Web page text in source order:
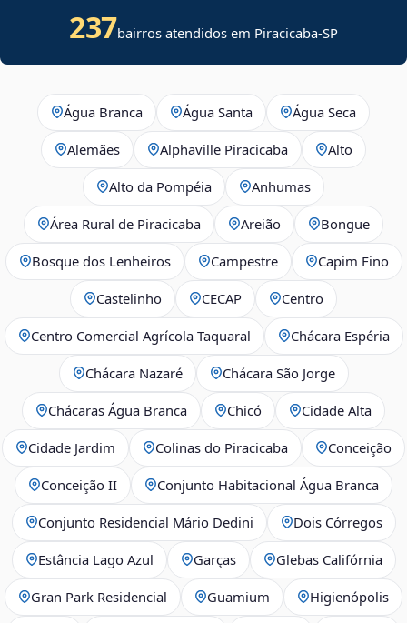
237bairros atendidos em Piracicaba-SP
Água Branca Água Santa Água Seca
Alemães Alphaville Piracicaba Alto
Alto da Pompéia Anhumas
Área Rural de Piracicaba Areião Bongue
Bosque dos Lenheiros Campestre Capim Fino
Castelinho CECAP Centro
Centro Comercial Agrícola Taquaral Chácara Espéria
Chácara Nazaré Chácara São Jorge
Chácaras Água Branca Chicó Cidade Alta
Cidade Jardim Colinas do Piracicaba Conceição
Conceição II Conjunto Habitacional Água Branca
Conjunto Residencial Mário Dedini Dois Córregos
Estância Lago Azul Garças Glebas Califórnia
Gran Park Residencial Guamium Higienópolis